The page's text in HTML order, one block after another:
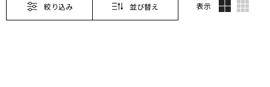
絞り込み 並び替え 表示